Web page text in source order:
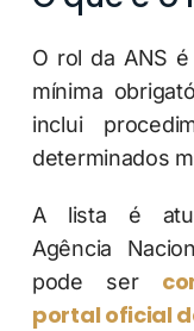
O rol da ANS
mínima
inclui
determinados
A lista é
Agência
pode ser
portal oficial